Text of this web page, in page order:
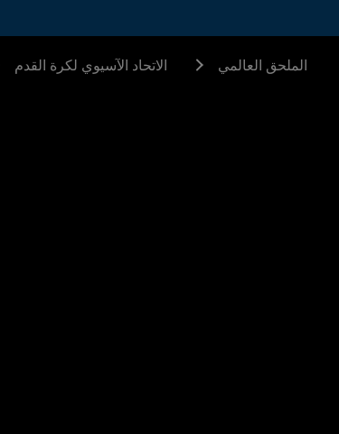
الملحق العالمي الاتحاد الآسيوي لكرة القدم